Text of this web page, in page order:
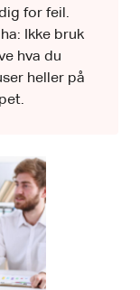
for feil.
Ikke bruk
hva du
heller på